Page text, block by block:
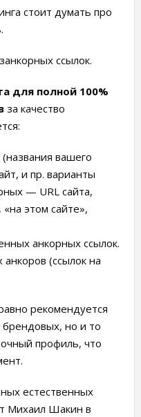
стоит думать про
ссылок.
для полной 100%
за качество
вашего
и пр. варианты
— URL сайта,
этом сайте»,
анкорных ссылок.
(ссылок на
рекомендуется
но и то
профиль, что
естественных
Михаил Шакин в